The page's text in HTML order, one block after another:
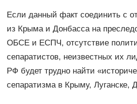
Если данный факт соединить с
из Крыма и Донбасса на
ОБСЕ и ЕСПЧ, отсутствие
сепаратистов, неизвестных их
РФ будет трудно найти
сепаратизма в Крыму, Луганске,